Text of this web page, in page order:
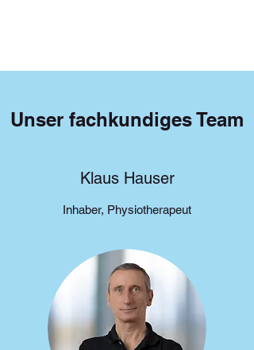
Unser fachkundiges Team
Klaus Hauser
Inhaber, Physiotherapeut